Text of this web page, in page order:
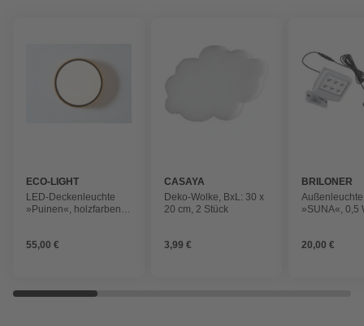
ECO-LIGHT
LED-Deckenleuchte
»Puinen«, holzfarben,
55,00 €
CASAYA
Deko-Wolke, BxL: 30 x
20 cm, 2 Stück
3,99 €
BRILONER
Außenleuchte
»SUNA«, 0,5
20,00 €